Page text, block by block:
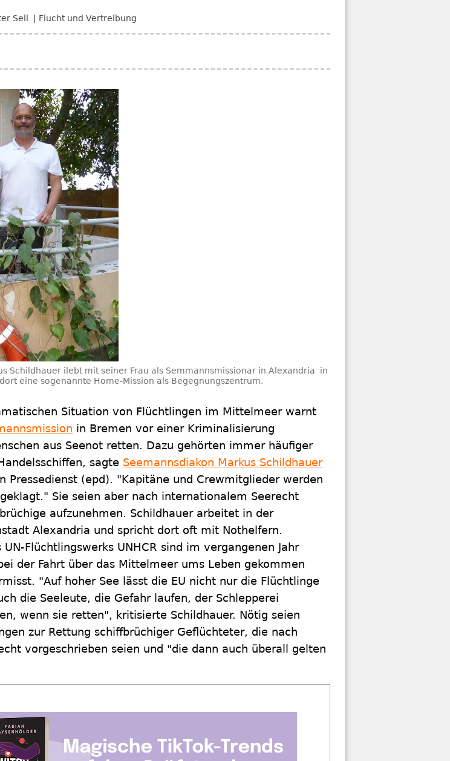
Sell Flucht und Vertreibung
Schildhauer ilebt mit seiner Frau als Semmannsmissionar in Alexandria in
eine sogenannte Home-Mission als Begegnungszentrum.
Situation von Flüchtlingen im Mittelmeer warnt
in Bremen vor einer Kriminalisierung
aus Seenot retten. Dazu gehörten immer häufiger
sagte Seemannsdiakon Markus Schildhauer
Pressedienst (epd). "Kapitäne und Crewmitglieder werden
Sie seien aber nach internationalem Seerecht
aufzunehmen. Schildhauer arbeitet in der
Alexandria und spricht dort oft mit Nothelfern.
UN-Flüchtlingswerks UNHCR sind im vergangenen Jahr
der Fahrt über das Mittelmeer ums Leben gekommen
"Auf hoher See lässt die EU nicht nur die Flüchtlinge
die Seeleute, die Gefahr laufen, der Schlepperei
wenn sie retten", kritisierte Schildhauer. Nötig seien
zur Rettung schiffbrüchiger Geflüchteter, die nach
vorgeschrieben seien und "die dann auch überall gelten